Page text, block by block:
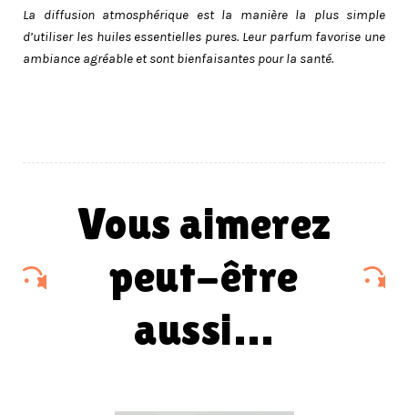
La diffusion atmosphérique est la manière la plus simple
d’utiliser les huiles essentielles pures. Leur parfum favorise une
ambiance agréable et sont bienfaisantes pour la santé.
vous aimerez
peut-être
aussi…